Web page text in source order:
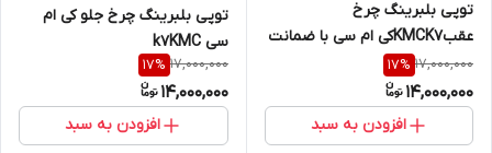
توپی بلبرینگ چرخ
عقبKMCK7کی ام سی با ضمانت
17,000,000
17%
14,000,000
افزودن به سبد
توپی بلبرینگ چرخ جلو کی ام
سی k7KMC
17,000,000
17%
14,000,000
افزودن به سبد